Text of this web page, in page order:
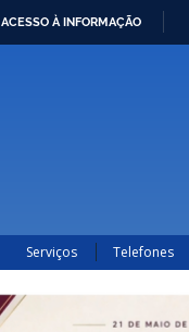
ACESSO À INFORMAÇÃO
Serviços Telefones